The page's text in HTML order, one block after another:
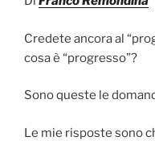
Credete ancora al
cosa è “progresso”?
Sono queste le
Le mie risposte sono